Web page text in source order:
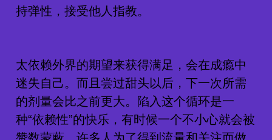
持弹性，接受他人指教。
太依赖外界的期望来获得满足，会在成瘾中
迷失自己。而且尝过甜头以后，下一次所需
的剂量会比之前更大。陷入这个循环是一
种“依赖性”的快乐，有时候一个不小心就会被